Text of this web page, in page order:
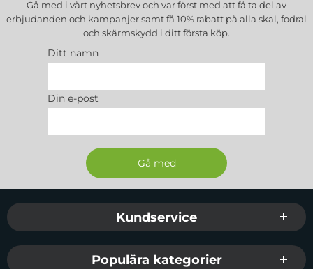
Gå med i vårt nyhetsbrev och var först med att få ta del av
erbjudanden och kampanjer samt få 10% rabatt på alla skal, fodral
och skärmskydd i ditt första köp.
Ditt namn
Din e-post
Sidfot Blandad info och länkar
Kundservice
Populära kategorier